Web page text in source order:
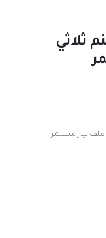
ثلاثي
ملف تيار مستمر